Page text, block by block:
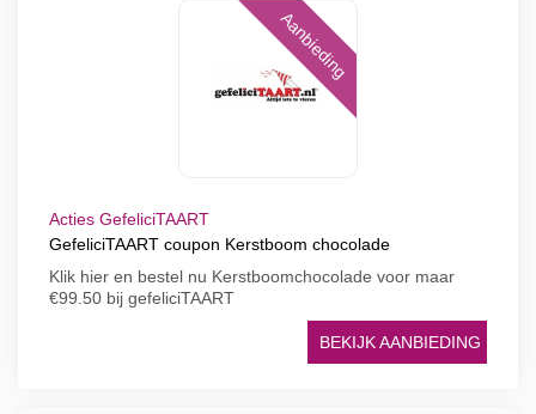
Aanbieding
Acties GefeliciTAART
GefeliciTAART coupon Kerstboom chocolade
Klik hier en bestel nu Kerstboomchocolade voor maar
€99.50 bij gefeliciTAART
BEKIJK AANBIEDING